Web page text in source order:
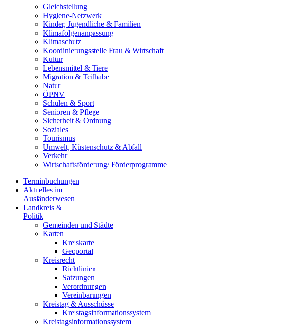
Gleichstellung
Hygiene-Netzwerk
Kinder, Jugendliche & Familien
Klimafolgenanpassung
Klimaschutz
Koordinierungsstelle Frau & Wirtschaft
Kultur
Lebensmittel & Tiere
Migration & Teilhabe
Natur
ÖPNV
Schulen & Sport
Senioren & Pflege
Sicherheit & Ordnung
Soziales
Tourismus
Umwelt, Küstenschutz & Abfall
Verkehr
Wirtschaftsförderung/ Förderprogramme
Terminbuchungen
Aktuelles im
Ausländerwesen
Landkreis &
Politik
Gemeinden und Städte
Karten
Kreiskarte
Geoportal
Kreisrecht
Richtlinien
Satzungen
Verordnungen
Vereinbarungen
Kreistag & Ausschüsse
Kreistagsinformationssystem
Kreistagsinformationssystem